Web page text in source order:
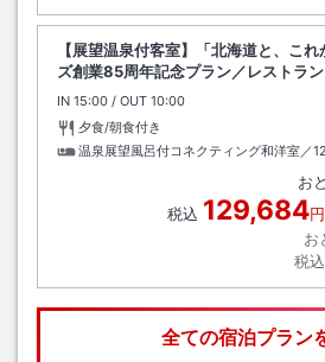
【展望温泉付客室】「北海道と、こ
ズ創業85周年記念プラン／レストラ
IN チェックイン
15:00 / OUT チェックアウト
10:00
夕食/朝食付き
温泉展望風呂付コネクティング和洋室／
お
税込 129,684円
お
税込
全ての宿泊プラン